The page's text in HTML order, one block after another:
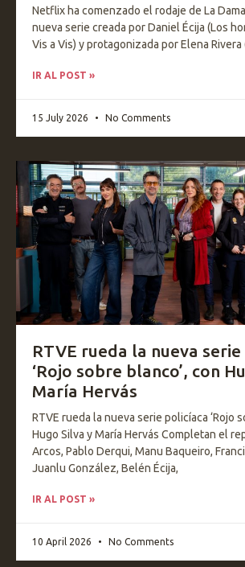
Netflix ha comenzado el rodaje de La
nueva serie creada por Daniel Écija (Los
Vis a Vis) y protagonizada por Elena Rivera
IR AL POST »
15 July 2026 No Comments
RTVE rueda la nueva
‘Rojo sobre blanco’, con
María Hervás
RTVE rueda la nueva serie policíaca ‘Rojo
Hugo Silva y María Hervás Completan el
Arcos, Pablo Derqui, Manu Baqueiro,
Juanlu González, Belén Écija,
IR AL POST »
10 April 2026 No Comments